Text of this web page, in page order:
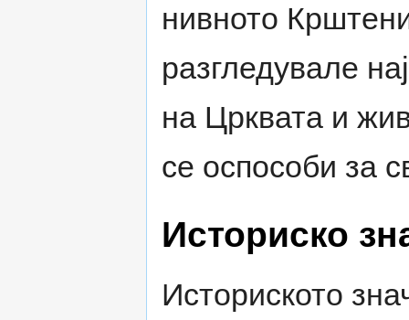
нивното
разгледувале
на Црквата и
се оспособи за
Историско
Историското